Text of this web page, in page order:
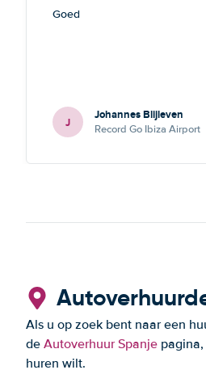
Goed
J Johannes Blijleven
Record Go Ibiza Airport
Als u op zoek bent naar een
de Autoverhuur Spanje
huren wilt.